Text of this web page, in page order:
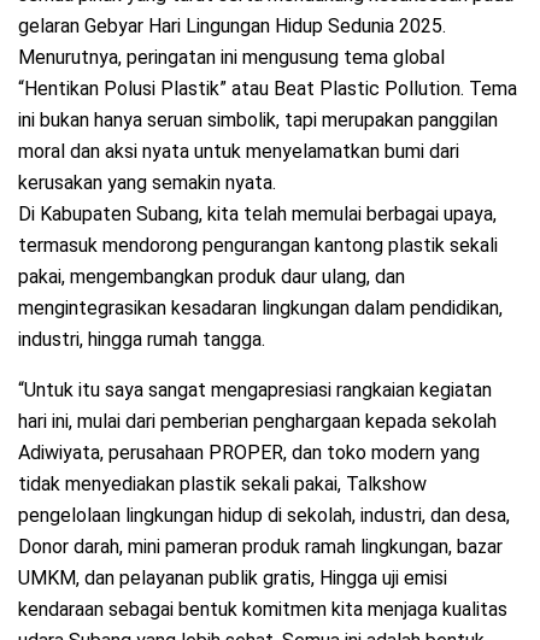
gelaran Gebyar Hari Lingungan Hidup Sedunia 2025.
Menurutnya, peringatan ini mengusung tema global
“Hentikan Polusi Plastik” atau Beat Plastic Pollution. Tema
ini bukan hanya seruan simbolik, tapi merupakan panggilan
moral dan aksi nyata untuk menyelamatkan bumi dari
kerusakan yang semakin nyata.
Di Kabupaten Subang, kita telah memulai berbagai upaya,
termasuk mendorong pengurangan kantong plastik sekali
pakai, mengembangkan produk daur ulang, dan
mengintegrasikan kesadaran lingkungan dalam pendidikan,
industri, hingga rumah tangga.
“Untuk itu saya sangat mengapresiasi rangkaian kegiatan
hari ini, mulai dari pemberian penghargaan kepada sekolah
Adiwiyata, perusahaan PROPER, dan toko modern yang
tidak menyediakan plastik sekali pakai, Talkshow
pengelolaan lingkungan hidup di sekolah, industri, dan desa,
Donor darah, mini pameran produk ramah lingkungan, bazar
UMKM, dan pelayanan publik gratis, Hingga uji emisi
kendaraan sebagai bentuk komitmen kita menjaga kualitas